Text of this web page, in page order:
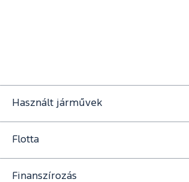
Használt járművek
Flotta
Finanszírozás